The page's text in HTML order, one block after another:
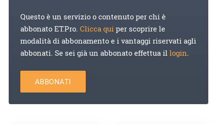
Questo è un servizio o contenuto per chi è
abbonato ET.Pro. Clicca quiper scoprire le
modalità di abbonamento e i vantaggi riservati agli
abbonati. Se sei già un abbonato effettua illogin.
ABBONATI